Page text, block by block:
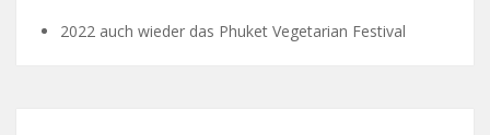
2022 auch wieder das Phuket Vegetarian Festival